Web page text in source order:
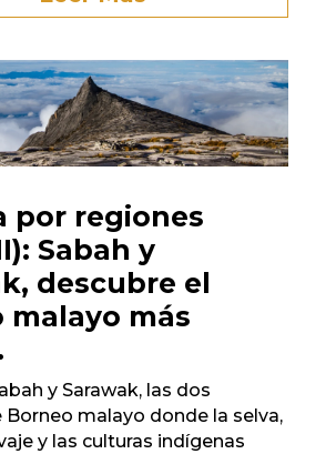
por regiones
Sabah y
descubre el
malayo más
y Sarawak, las dos
Borneo malayo donde la selva,
y las culturas indígenas